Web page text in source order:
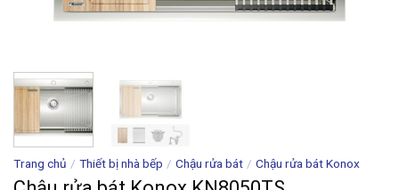
Trang chủ / Thiết bị nhà bếp / Chậu rửa bát / Chậu rửa bát Konox